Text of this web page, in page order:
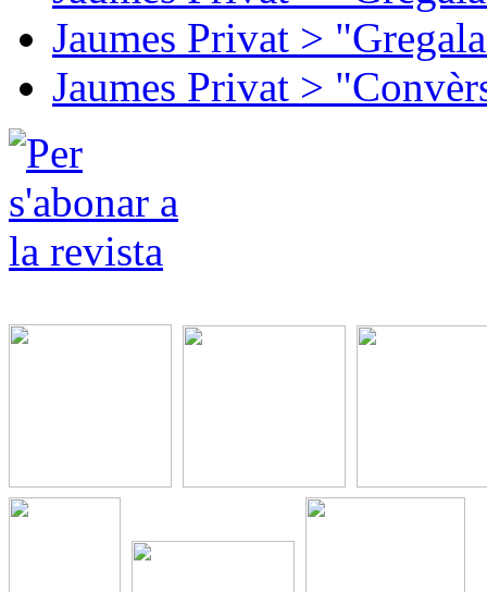
Jaumes Privat >
Jaumes Privat >